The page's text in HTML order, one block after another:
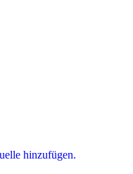
hinzufügen.